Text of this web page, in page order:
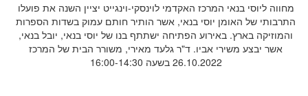
מחווה ליוסי בנאי המרכז האקדמי לוינסקי-וינגייט יציין השנה את פועלו
התרבותי של האומן יוסי בנאי, אשר הותיר חותם עמוק בשדות הספרות
והמוזיקה בארץ. באירוע הפתיחה ישתתף בנו של יוסי בנאי, יובל בנאי,
אשר יבצע משירי אביו. ד"ר גלעד מאירי, משורר הבית של המרכז
26.10.2022 בשעה 16:00-14:30